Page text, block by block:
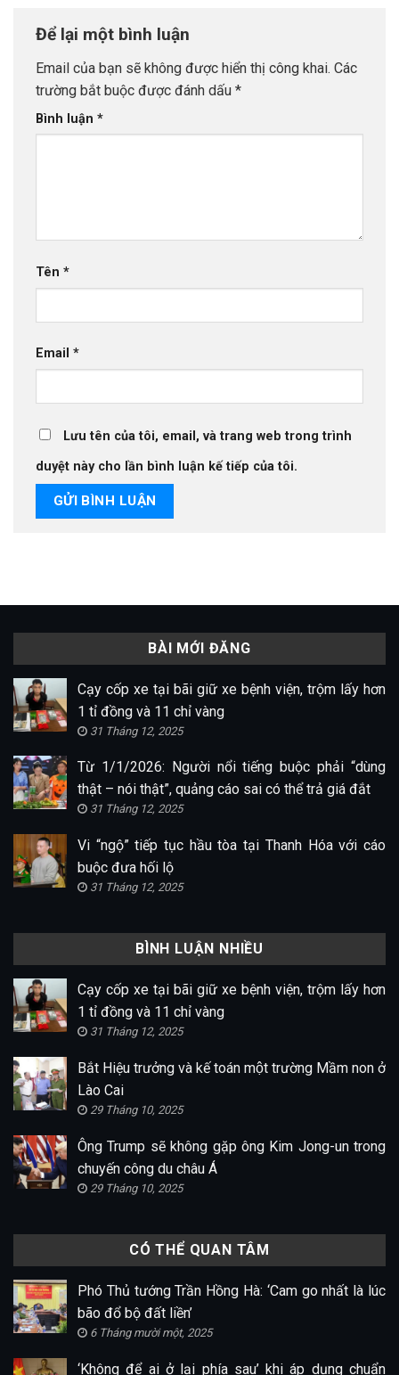
Để lại một bình luận
Email của bạn sẽ không được hiển thị công khai. Các
trường bắt buộc được đánh dấu *
Bình luận *
Tên *
Email *
Lưu tên của tôi, email, và trang web trong trình
duyệt này cho lần bình luận kế tiếp của tôi.
BÀI MỚI ĐĂNG
Cạy cốp xe tại bãi giữ xe bệnh viện, trộm lấy hơn
1 tỉ đồng và 11 chỉ vàng
31 Tháng 12, 2025
Từ 1/1/2026: Người nổi tiếng buộc phải “dùng
thật – nói thật”, quảng cáo sai có thể trả giá đắt
31 Tháng 12, 2025
Vi “ngộ” tiếp tục hầu tòa tại Thanh Hóa với cáo
buộc đưa hối lộ
31 Tháng 12, 2025
BÌNH LUẬN NHIỀU
Cạy cốp xe tại bãi giữ xe bệnh viện, trộm lấy hơn
1 tỉ đồng và 11 chỉ vàng
31 Tháng 12, 2025
Bắt Hiệu trưởng và kế toán một trường Mầm non ở
Lào Cai
29 Tháng 10, 2025
Ông Trump sẽ không gặp ông Kim Jong-un trong
chuyến công du châu Á
29 Tháng 10, 2025
CÓ THỂ QUAN TÂM
Phó Thủ tướng Trần Hồng Hà: ‘Cam go nhất là lúc
bão đổ bộ đất liền’
6 Tháng mười một, 2025
‘Không để ai ở lại phía sau’ khi áp dụng chuẩn